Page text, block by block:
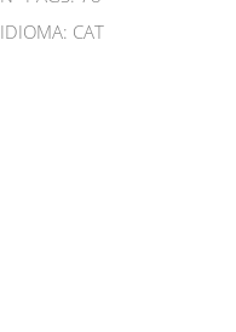
IDIOMA: CAT